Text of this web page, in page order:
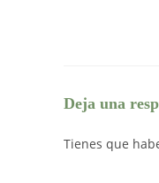
Deja una
Tienes que